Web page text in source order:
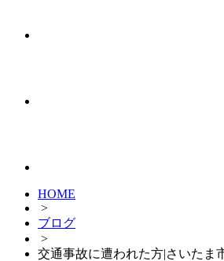
HOME
>
ブログ
>
交通事故に遭われた方|さいたま